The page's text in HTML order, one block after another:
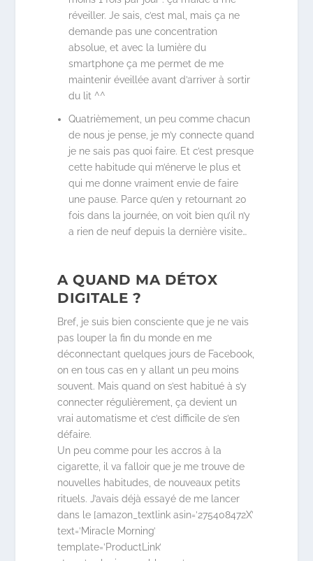
réveiller. Je sais, c’est mal, mais ça ne
demande pas une concentration
absolue, et avec la lumière du
smartphone ça me permet de me
maintenir éveillée avant d’arriver à sortir
du lit ^^
Quatrièmement, un peu comme chacun
de nous je pense, je m’y connecte quand
je ne sais pas quoi faire. Et c’est presque
cette habitude qui m’énerve le plus et
qui me donne vraiment envie de faire
une pause. Parce qu’en y retournant 20
fois dans la journée, on voit bien qu’il n’y
a rien de neuf depuis la dernière visite…
A QUAND MA DÉTOX
DIGITALE ?
Bref, je suis bien consciente que je ne vais
pas louper la fin du monde en me
déconnectant quelques jours de Facebook,
on en tous cas en y allant un peu moins
souvent. Mais quand on s’est habitué à s’y
connecter régulièrement, ça devient un
vrai automatisme et c’est difficile de s’en
défaire.
Un peu comme pour les accros à la
cigarette, il va falloir que je me trouve de
nouvelles habitudes, de nouveaux petits
rituels. J’avais déjà essayé de me lancer
dans le [amazon_textlink asin=’275408472X’
text=’Miracle Morning’
template=’ProductLink’